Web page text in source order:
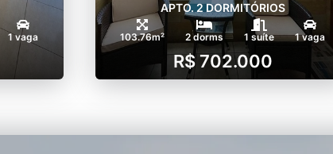
1 vaga
APTO. 2 DORMITÓRIOS
103.76m² 2 dorms 1 suíte 1 vaga
R$ 702.000